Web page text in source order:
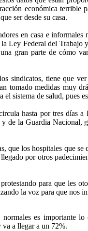
económica terrible
ser desde su casa.
en casa e
la Ley Federal del
gran parte de cómo
sindicatos, tiene que
tomado medidas muy
el sistema de salud, pues
hasta por tres días a
y de la Guardia
que los hospitales que
por otros
para que les
la voz para que nos
normales es importante
va a llegar a un 72%.